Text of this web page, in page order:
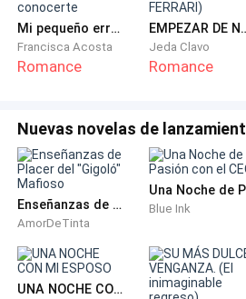
ex mujer, ella salió dejando un
tachó con un bolígrafo la mayoría
dividió de propiedad y no se
— Francoi, ¿ha habido alguna
El asistente Francoi se nego con
su telefono con una expresion
— sigue buscandola.
Mi pequeño error fue conocerte
Francisca Acosta
Romance
EMPEZAR DE
Jeda Clavo
Romance
Nuevas novelas de
Enseñanzas de Placer del "Gigoló" Mafioso
AmorDeTinta
Blue Ink
UNA NOCHE CON MI ESPOSO